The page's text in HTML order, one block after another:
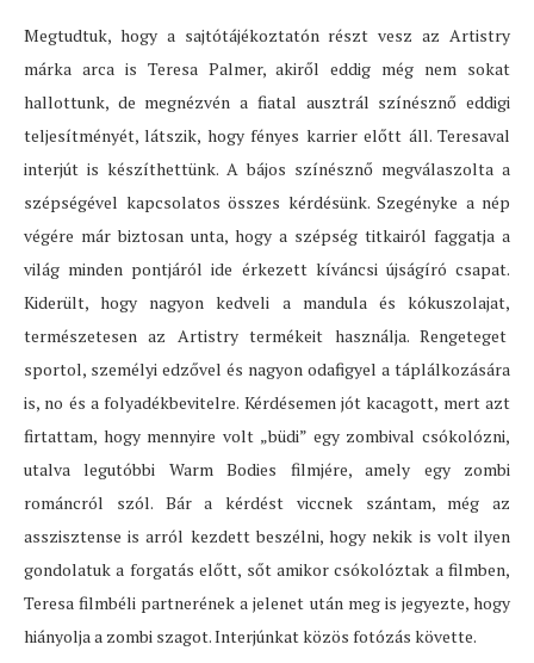
Megtudtuk, hogy a sajtótájékoztatón részt vesz az Artistry
márka arca is Teresa Palmer, akiről eddig még nem sokat
hallottunk, de megnézvén a fiatal ausztrál színésznő eddigi
teljesítményét, látszik, hogy fényes karrier előtt áll. Teresaval
interjút is készíthettünk. A bájos színésznő megválaszolta a
szépségével kapcsolatos összes kérdésünk. Szegényke a nép
végére már biztosan unta, hogy a szépség titkairól faggatja a
világ minden pontjáról ide érkezett kíváncsi újságíró csapat.
Kiderült, hogy nagyon kedveli a mandula és kókuszolajat,
természetesen az Artistry termékeit használja. Rengeteget
sportol, személyi edzővel és nagyon odafigyel a táplálkozására
is, no és a folyadékbevitelre. Kérdésemen jót kacagott, mert azt
firtattam, hogy mennyire volt „büdi” egy zombival csókolózni,
utalva legutóbbi Warm Bodies filmjére, amely egy zombi
románcról szól. Bár a kérdést viccnek szántam, még az
asszisztense is arról kezdett beszélni, hogy nekik is volt ilyen
gondolatuk a forgatás előtt, sőt amikor csókolóztak a filmben,
Teresa filmbéli partnerének a jelenet után meg is jegyezte, hogy
hiányolja a zombi szagot. Interjúnkat közös fotózás követte.